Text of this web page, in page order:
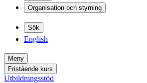
Organisation och styrning
Sök
English
Meny
Fristående kurs
Utbildningsstöd